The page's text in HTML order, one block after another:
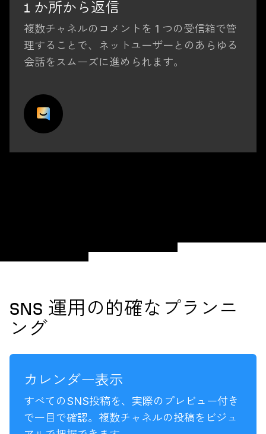
1 か所から返信
複数チャネルのコメントを 1 つの受信箱で管
理することで、ネットユーザーとのあらゆる
会話をスムーズに進められます。
SNS 運用の的確なプランニ
ング
カレンダー表示
すべてのSNS投稿を、実際のプレビュー付き
で一目で確認。複数チャネルの投稿をビジュ